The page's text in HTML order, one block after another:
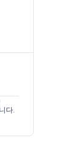
다.